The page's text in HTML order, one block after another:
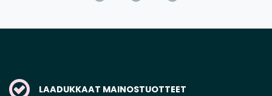
LAADUKKAAT MAINOSTUOTTEET